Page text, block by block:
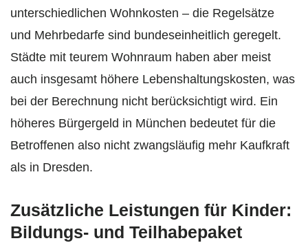
unterschiedlichen Wohnkosten – die Regelsätze
und Mehrbedarfe sind bundeseinheitlich geregelt.
Städte mit teurem Wohnraum haben aber meist
auch insgesamt höhere Lebenshaltungskosten, was
bei der Berechnung nicht berücksichtigt wird. Ein
höheres Bürgergeld in München bedeutet für die
Betroffenen also nicht zwangsläufig mehr Kaufkraft
als in Dresden.
Zusätzliche Leistungen für Kinder:
Bildungs- und Teilhabepaket